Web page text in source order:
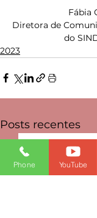
Fábia
Diretora de
do
2023
Posts recentes
Phone YouTube